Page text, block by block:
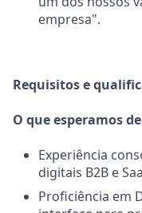
empresa".
Requisitos e
O que esperamos
Experiência
digitais B2B e
Proficiência em